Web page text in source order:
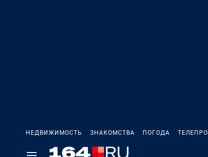
НЕДВИЖИМОСТЬ ЗНАКОМСТВА ПОГОДА